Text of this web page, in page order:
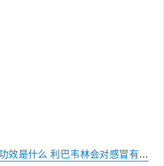
效是什么 利巴韦林会对感冒有用